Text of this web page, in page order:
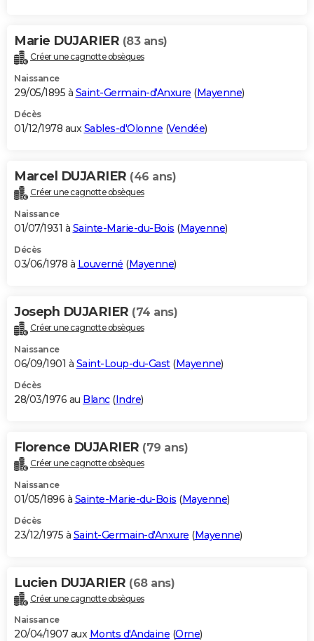
Marie DUJARIER (83 ans)
Créer une cagnotte obsèques
Naissance
29/05/1895 à Saint-Germain-d'Anxure (Mayenne)
Décès
01/12/1978 auxSables-d'Olonne (Vendée)
Marcel DUJARIER (46 ans)
Créer une cagnotte obsèques
Naissance
01/07/1931 à Sainte-Marie-du-Bois (Mayenne)
Décès
03/06/1978 à Louverné (Mayenne)
Joseph DUJARIER (74 ans)
Créer une cagnotte obsèques
Naissance
06/09/1901 à Saint-Loup-du-Gast(Mayenne)
Décès
28/03/1976 au Blanc(Indre)
Florence DUJARIER (79 ans)
Créer une cagnotte obsèques
Naissance
01/05/1896 à Sainte-Marie-du-Bois (Mayenne)
Décès
23/12/1975 à Saint-Germain-d'Anxure (Mayenne)
Lucien DUJARIER (68 ans)
Créer une cagnotte obsèques
Naissance
20/04/1907 aux Monts d'Andaine (Orne)